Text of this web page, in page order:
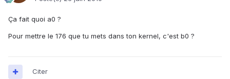
Ça fait quoi a0 ?
Pour mettre le 176 que tu mets dans ton kernel, c'est b0 ?
Citer